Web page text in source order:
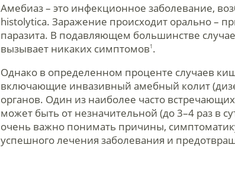
Амебиаз – это инфекционное заболевание,
histolytica. Заражение происходит орально –
паразита. В подавляющем большинстве
вызывает никаких симптомов1.
Однако в определенном проценте случаев
включающие инвазивный амебный колит
органов. Один из наиболее часто
может быть от незначительной (до 3–4 раз в
очень важно понимать причины,
успешного лечения заболевания и